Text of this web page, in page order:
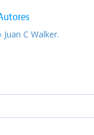
Juan C Walker.